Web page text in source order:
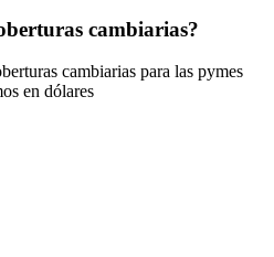
cambiarias?
cambiarias para las pymes
en dólares